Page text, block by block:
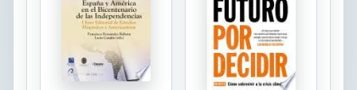
llevar a cabo una vida equilibrada.
Una guía indispensable para
cualquiera cuyo objetivo sea
encontrarse bien y sacar ...